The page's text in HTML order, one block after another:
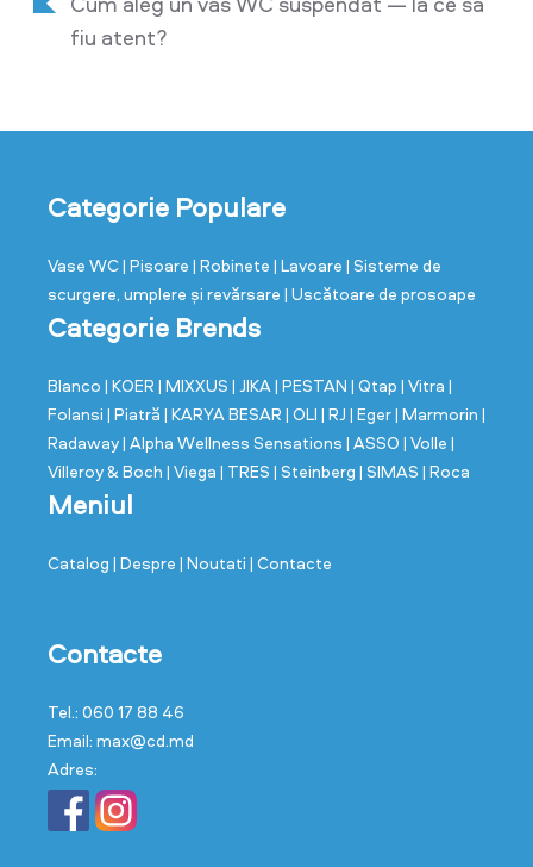
fiu atent?
Categorie Populare
Vase WC| Pisoare | Robinete | Lavoare | Sisteme de
scurgere, umplere și revărsare | Uscătoare de prosoape
Categorie Brends
Blanco | KOER | MIXXUS | JIKA| PESTAN | Qtap | Vitra |
Folansi | Piatră | KARYA BESAR | OLI | RJ | Eger| Marmorin |
Radaway| Alpha Wellness Sensations | ASSO | Volle |
Villeroy & Boch | Viega | TRES | Steinberg | SIMAS | Roca
Meniul
Catalog | Despre | Noutati | Contacte
Contacte
Tel.: 060 17 88 46
Email: max@cd.md
Adres: